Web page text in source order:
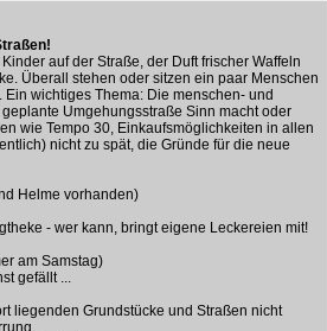
auf der Straße, der Duft frischer Waffeln
Überall stehen oder sitzen ein paar Menschen
wichtiges Thema: Die menschen- und
Umgehungsstraße Sinn macht oder
wie Tempo 30, Einkaufsmöglichkeiten in allen
nicht zu spät, die Gründe für die neue
Helme vorhanden)
- wer kann, bringt eigene Leckereien mit!
am Samstag)
gefällt ...
liegenden Grundstücke und Straßen nicht